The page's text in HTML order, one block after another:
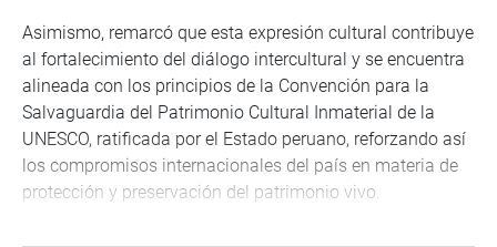
Asimismo, remarcó que esta expresión cultural contribuye
al fortalecimiento del diálogo intercultural y se encuentra
alineada con los principios de la Convención para la
Salvaguardia del Patrimonio Cultural Inmaterial de la
UNESCO, ratificada por el Estado peruano, reforzando así
los compromisos internacionales del país en materia de
protección y preservación del patrimonio vivo.